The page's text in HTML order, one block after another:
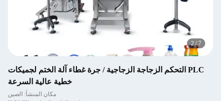
2 /7
PLC التحكم الزجاجة الزجاجية / جرة غطاء آلة الختم لجميكات
خطية عالية السرعة
مكان المنشأ: الصين